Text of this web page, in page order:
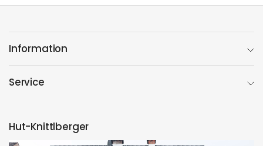
Information
Service
Hut-Knittlberger